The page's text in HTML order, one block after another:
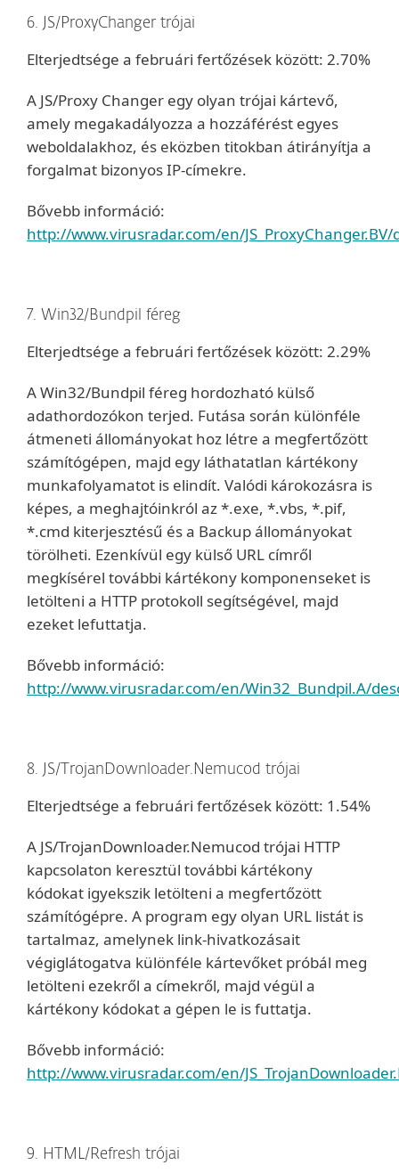
6. JS/ProxyChanger trójai
Elterjedtsége a februári fertőzések között: 2.70%
A JS/Proxy Changer egy olyan trójai kártevő,
amely megakadályozza a hozzáférést egyes
weboldalakhoz, és eközben titokban átirányítja a
forgalmat bizonyos IP-címekre.
Bővebb információ:
http://www.virusradar.com/en/
7. Win32/Bundpil féreg
Elterjedtsége a februári fertőzések között: 2.29%
A Win32/Bundpil féreg hordozható külső
adathordozókon terjed. Futása során különféle
átmeneti állományokat hoz létre a megfertőzött
számítógépen, majd egy láthatatlan kártékony
munkafolyamatot is elindít. Valódi károkozásra is
képes, a meghajtóinkról az *.exe, *.vbs, *.pif,
*.cmd kiterjesztésű és a Backup állományokat
törölheti. Ezenkívül egy külső URL címről
megkísérel további kártékony komponenseket is
letölteni a HTTP protokoll segítségével, majd
ezeket lefuttatja.
Bővebb információ:
http://www.virusradar.com/en/Win32_Bundpil.A/
8. JS/TrojanDownloader.Nemucod trójai
Elterjedtsége a februári fertőzések között: 1.54%
A JS/TrojanDownloader.Nemucod trójai HTTP
kapcsolaton keresztül további kártékony
kódokat igyekszik letölteni a megfertőzött
számítógépre. A program egy olyan URL listát is
tartalmaz, amelynek link-hivatkozásait
végiglátogatva különféle kártevőket próbál meg
letölteni ezekről a címekről, majd végül a
kártékony kódokat a gépen le is futtatja.
Bővebb információ:
http://www.virusradar.com/en/
9. HTML/Refresh trójai